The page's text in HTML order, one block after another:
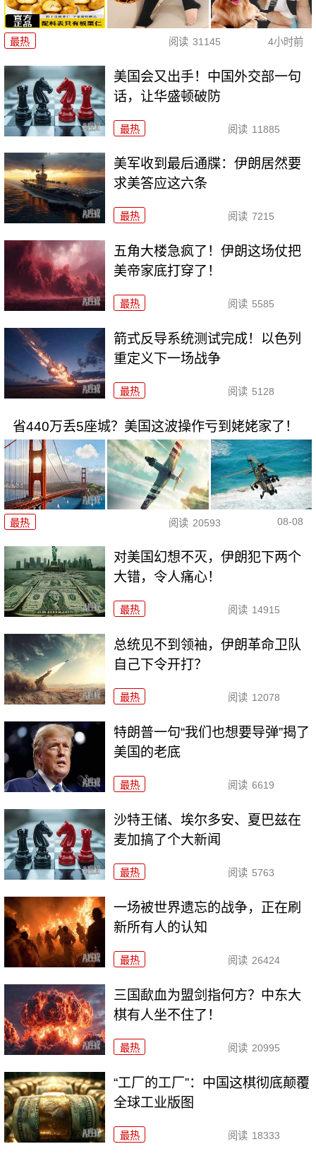
最热 阅读 31145 4小时前
美国会又出手！中国外交部一句
话，让华盛顿破防
最热 阅读 11885
美军收到最后通牒：伊朗居然要
求美答应这六条
最热 阅读 7215
五角大楼急疯了！伊朗这场仗把
美帝家底打穿了！
最热 阅读 5585
箭式反导系统测试完成！以色列
重定义下一场战争
最热 阅读 5128
省440万丢5座城？美国这波操作亏到姥姥家了！
最热 阅读 20593 08-08
对美国幻想不灭，伊朗犯下两个
大错，令人痛心！
最热 阅读 14915
总统见不到领袖，伊朗革命卫队
自己下令开打？
最热 阅读 12078
特朗普一句“我们也想要导弹”揭了
美国的老底
最热 阅读 6619
沙特王储、埃尔多安、夏巴兹在
麦加搞了个大新闻
最热 阅读 5763
一场被世界遗忘的战争，正在刷
新所有人的认知
最热 阅读 26424
三国歃血为盟剑指何方？中东大
棋有人坐不住了！
最热 阅读 20995
“工厂的工厂”：中国这棋彻底颠覆
全球工业版图
最热 阅读 18333